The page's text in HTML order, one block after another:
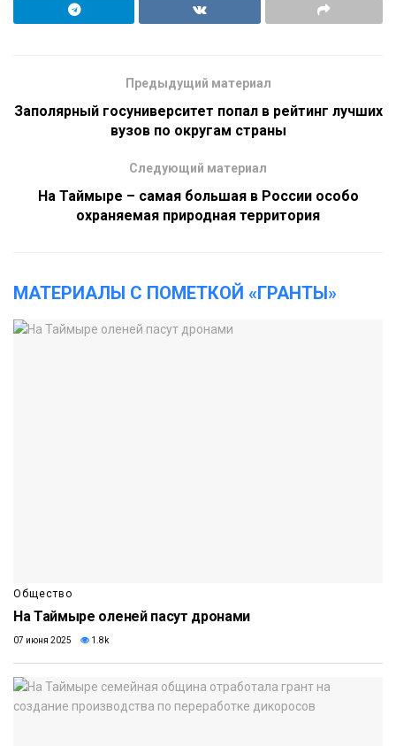
Предыдущий материал
Заполярный госуниверситет попал в рейтинг лучших
вузов по округам страны
Следующий материал
На Таймыре – самая большая в России особо
охраняемая природная территория
МАТЕРИАЛЫ С ПОМЕТКОЙ «ГРАНТЫ»
Общество
На Таймыре оленей пасут дронами
07 июня 2025 1.8k